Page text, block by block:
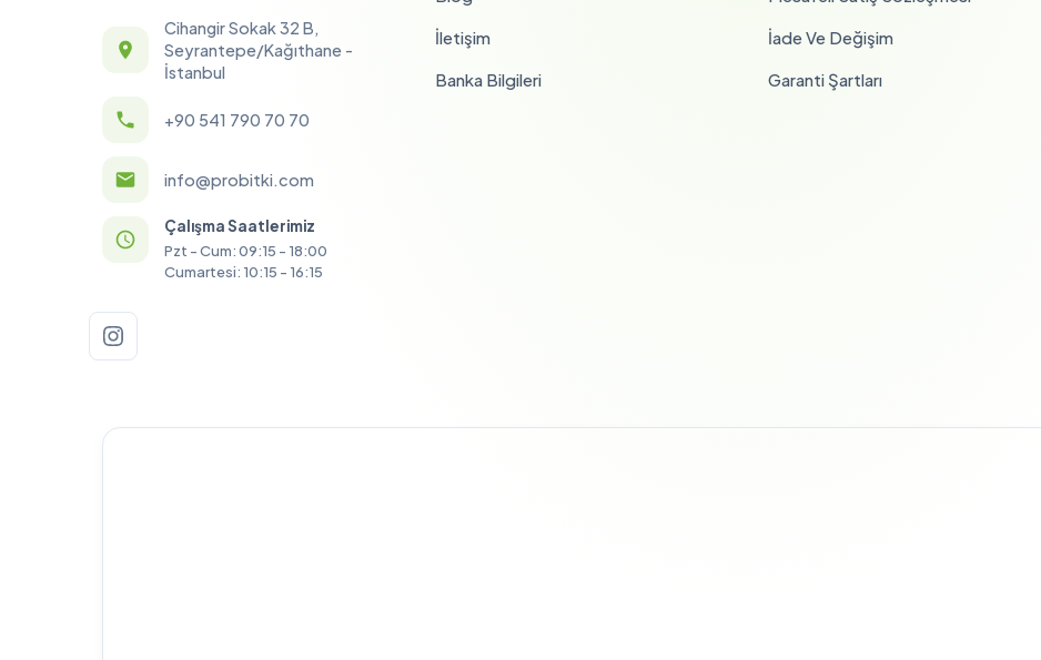
Cihangir Sokak 32 B,
Seyrantepe/Kağıthane -
İstanbul
+90 541 790 70 70
info@probitki.com
Çalışma Saatlerimiz
Pzt - Cum: 09:15 - 18:00
Cumartesi: 10:15 - 16:15
İletişim
Banka Bilgileri
İade Ve Değişim
Garanti Şartları